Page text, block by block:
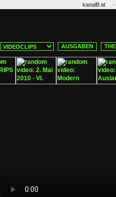
kanalB.at ·
AUSGABEN